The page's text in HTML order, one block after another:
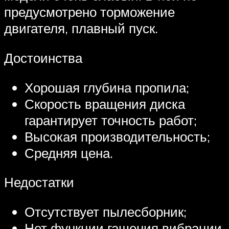
предусмотрено торможение
двигателя, плавный пуск.
Достоинства
Хорошая глубина пропила;
Скорость вращения диска
гарантирует точность работ;
Высокая производительность;
Средняя цена.
Недостатки
Отсутствует пылесборник;